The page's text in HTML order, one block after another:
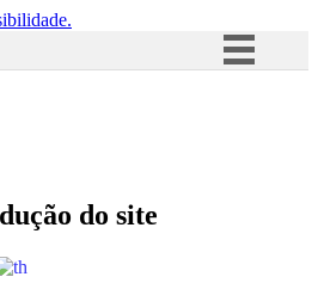
Acesso à informação
do site